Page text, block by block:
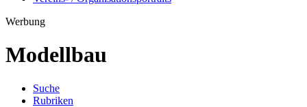
Werbung
Modellbau
Suche
Rubriken